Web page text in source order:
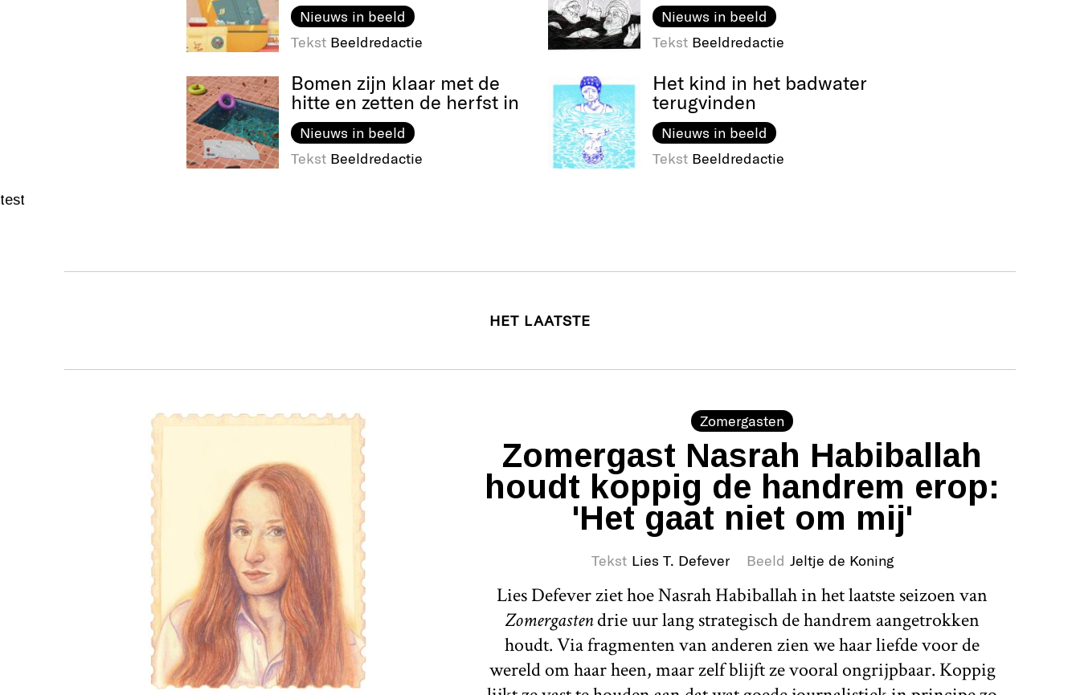
Nieuws in beeld
Tekst Beeldredactie
Bomen zijn klaar met de
hitte en zetten de herfst in
Nieuws in beeld
Tekst Beeldredactie
Nieuws in beeld
Tekst Beeldredactie
Het kind in het badwater
terugvinden
Nieuws in beeld
Tekst Beeldredactie
test
HET LAATSTE
Zomergasten
Zomergast Nasrah Habiballah
houdt koppig de handrem erop:
'Het gaat niet om mij'
Tekst Lies T. Defever Beeld Jeltje de Koning
Lies Defever ziet hoe Nasrah Habiballah in het laatste seizoen van
Zomergastendrie uur lang strategisch de handrem aangetrokken
houdt. Via fragmenten van anderen zien we haar liefde voor de
wereld om haar heen, maar zelf blijft ze vooral ongrijpbaar. Koppig